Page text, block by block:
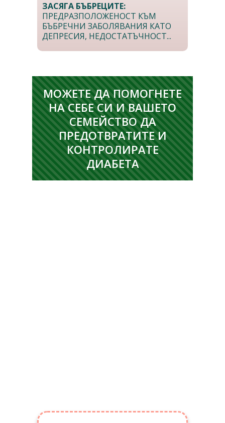
ЗАСЯГА БЪБРЕЦИТЕ:
ПРЕДРАЗПОЛОЖЕНОСТ КЪМ
БЪБРЕЧНИ ЗАБОЛЯВАНИЯ КАТО
ДЕПРЕСИЯ, НЕДОСТАТЪЧНОСТ...
МОЖЕТЕ ДА ПОМОГНЕТЕ
НА СЕБЕ СИ И ВАШЕТО
СЕМЕЙСТВО ДА
ПРЕДОТВРАТИТЕ И
КОНТРОЛИРАТЕ
ДИАБЕТА